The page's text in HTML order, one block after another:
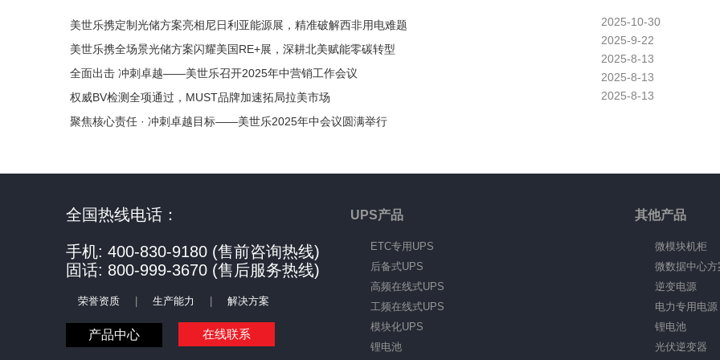
2025-10-30
美世乐携定制光储方案亮相尼日利亚能源展，精准破解西非用电难题
2025-9-22
美世乐携全场景光储方案闪耀美国RE+展，深耕北美赋能零碳转型
2025-8-13
全面出击 冲刺卓越——美世乐召开2025年中营销工作会议
2025-8-13
权威BV检测全项通过，MUST品牌加速拓局拉美市场
2025-8-13
聚焦核心责任 · 冲刺卓越目标——美世乐2025年中会议圆满举行
全国热线电话：
手机: 400-830-9180 (售前咨询热线)
固话: 800-999-3670 (售后服务热线)
荣誉资质 生产能力 解决方案
产品中心 在线联系
UPS产品
ETC专用UPS
后备式UPS
高频在线式UPS
工频在线式UPS
模块化UPS
锂电池
其他产品
微模块机柜
微数据中心方
逆变电源
电力专用电源
锂电池
光伏逆变器